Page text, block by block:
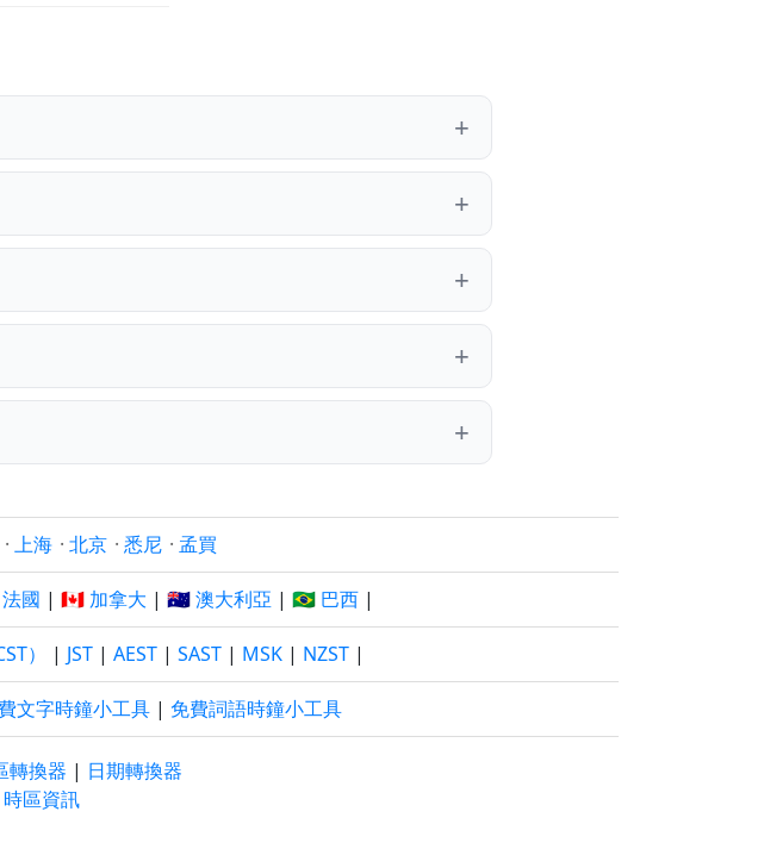
· 上海 · 北京 · 悉尼 · 孟買
國 | 🇨🇦 加拿大 | 🇦🇺 澳大利亞 | 🇧🇷 巴西 |
） | JST | AEST | SAST | MSK | NZST |
文字時鐘小工具 | 免費詞語時鐘小工具
轉換器 | 日期轉換器
區資訊